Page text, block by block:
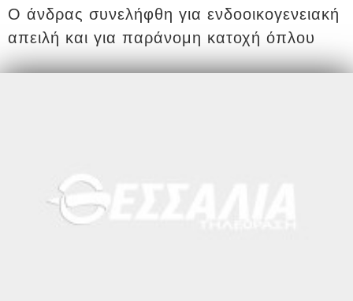
Ο άνδρας συνελήφθη για ενδοοικογενειακή
απειλή και για παράνομη κατοχή όπλου